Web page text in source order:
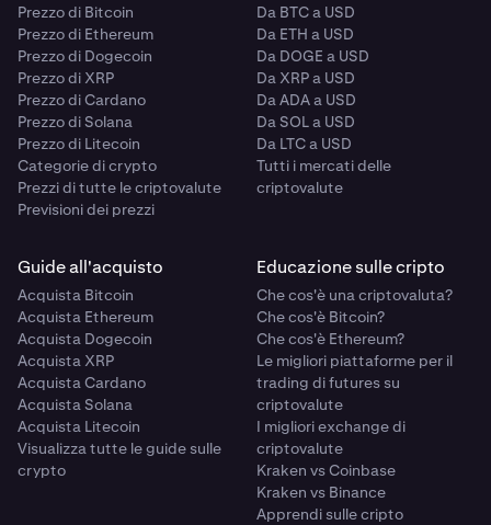
Prezzo di Bitcoin
Prezzo di Ethereum
Prezzo di Dogecoin
Prezzo di XRP
Prezzo di Cardano
Prezzo di Solana
Prezzo di Litecoin
Categorie di crypto
Prezzi di tutte le criptovalute
Previsioni dei prezzi
Da BTC a USD
Da ETH a USD
Da DOGE a USD
Da XRP a USD
Da ADA a USD
Da SOL a USD
Da LTC a USD
Tutti i mercati delle
criptovalute
Guide all'acquisto
Acquista Bitcoin
Acquista Ethereum
Acquista Dogecoin
Acquista XRP
Acquista Cardano
Acquista Solana
Acquista Litecoin
Visualizza tutte le guide sulle
crypto
Educazione sulle cripto
Che cos'è una criptovaluta?
Che cos'è Bitcoin?
Che cos'è Ethereum?
Le migliori piattaforme per il
trading di futures su
criptovalute
I migliori exchange di
criptovalute
Kraken vs Coinbase
Kraken vs Binance
Apprendi sulle cripto